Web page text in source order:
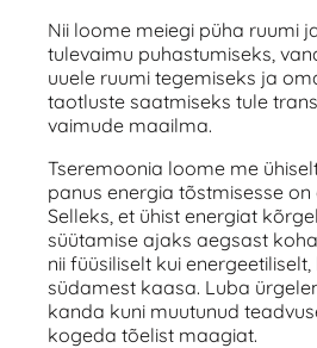
Nii loome meiegi püha ruumi
tulevaimu puhastumiseks,
uuele ruumi tegemiseks ja
taotluste saatmiseks tule
vaimude maailma.
Tseremoonia loome me
panus energia tõstmisesse
Selleks, et ühist energiat
süütamise ajaks aegsast
nii füüsiliselt kui
südamest kaasa. Luba
kanda kuni muutunud
kogeda tõelist maagiat.